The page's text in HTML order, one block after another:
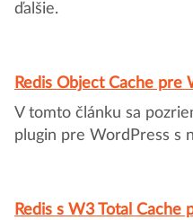
ďalšie.
Redis Object Cache pre
V tomto článku sa
plugin pre WordPress s
Redis s W3 Total Cache